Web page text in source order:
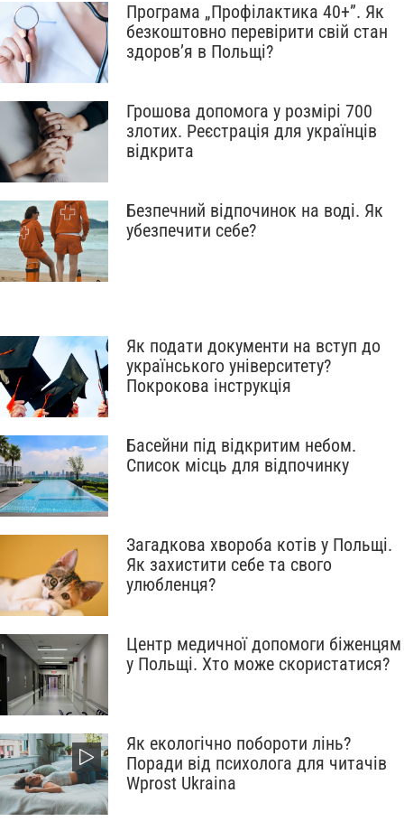
Програма „Профілактика 40+”. Як
безкоштовно перевірити свій стан
здоров’я в Польщі?
Грошова допомога у розмірі 700
злотих. Реєстрація для українців
відкрита
Безпечний відпочинок на воді. Як
убезпечити себе?
Як подати документи на вступ до
українського університету?
Покрокова інструкція
Басейни під відкритим небом.
Список місць для відпочинку
Загадкова хвороба котів у Польщі.
Як захистити себе та свого
улюбленця?
Центр медичної допомоги біженцям
у Польщі. Хто може скористатися?
Як екологічно побороти лінь?
Поради від психолога для читачів
Wprost Ukraina